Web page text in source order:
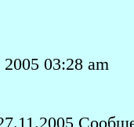
03:28 am